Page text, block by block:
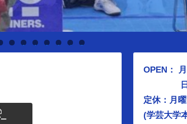
0 1 2 3 4 5
OPEN：
日・
定休：月
(学芸大学